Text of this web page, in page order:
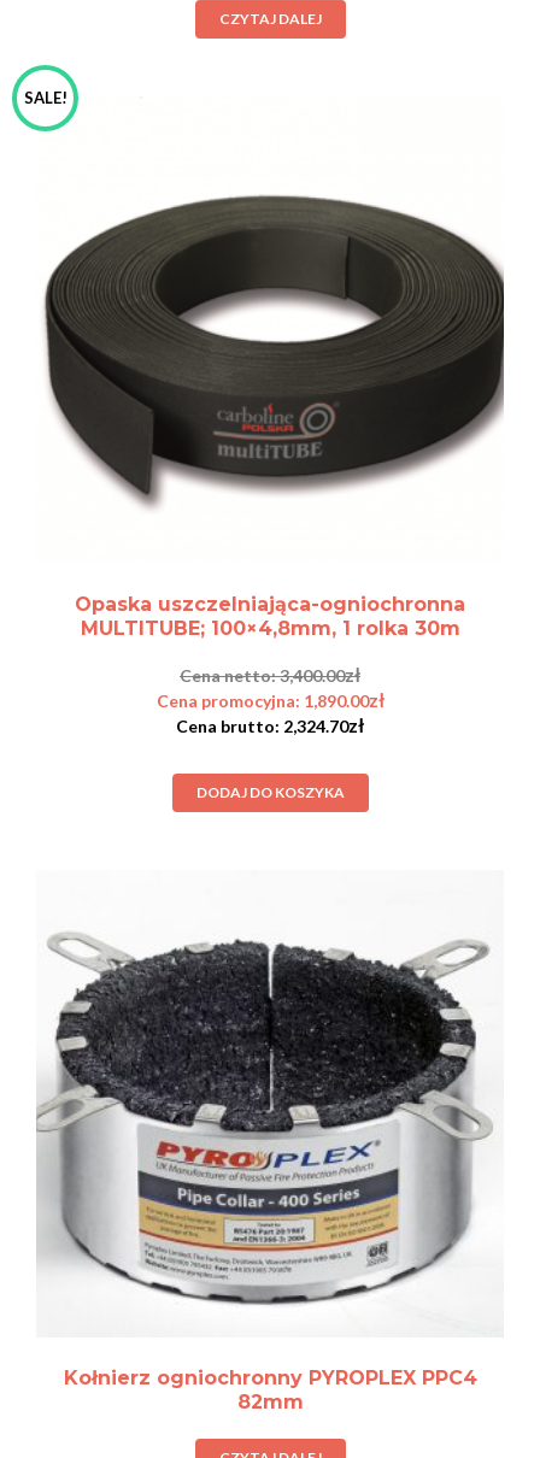
CZYTAJ DALEJ
SALE!
Opaska uszczelniająca-ogniochronna
MULTITUBE; 100×4,8mm, 1 rolka 30m
3,400.00zł
1,890.00zł
2,324.70zł
DODAJ DO KOSZYKA
Kołnierz ogniochronny PYROPLEX PPC4
82mm